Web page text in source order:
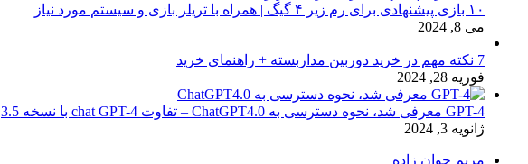
۱۰ بازی پیشنهادی برای رم زیر ۴ گیگ | همراه با تریلر بازی و سیستم مورد نیاز
می 8, 2024
7 نکته مهم در خرید دوربین مداربسته + راهنمای خرید
فوریه 28, 2024
GPT-4 معرفی شد، نحوه دسترسی به ChatGPT4.0 – تفاوت chat GPT-4 با نسخه 3.5
ژانویه 3, 2024
مریم جوان زاده